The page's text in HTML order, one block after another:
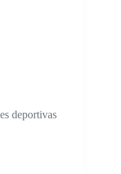
deportivas